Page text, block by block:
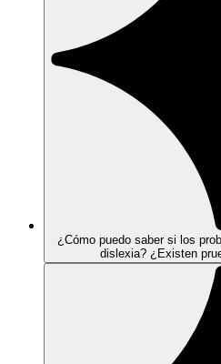
¿Cómo puedo saber si los
dislexia? ¿Existen